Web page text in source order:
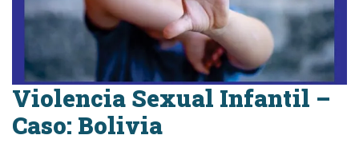
Violencia Sexual Infantil –
Caso: Bolivia